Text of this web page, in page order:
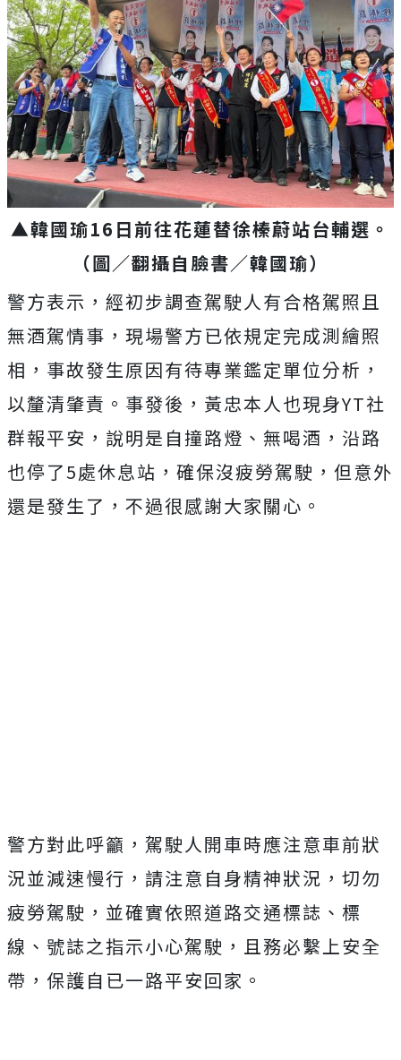
▲韓國瑜16日前往花蓮替徐榛蔚站台輔選。
（圖／翻攝自臉書／韓國瑜）
警方表示，經初步調查駕駛人有合格駕照且
無酒駕情事，現場警方已依規定完成測繪照
相，事故發生原因有待專業鑑定單位分析，
以釐清肇責。事發後，黃忠本人也現身YT社
群報平安，說明是自撞路燈、無喝酒，沿路
也停了5處休息站，確保沒疲勞駕駛，但意外
還是發生了，不過很感謝大家關心。
警方對此呼籲，駕駛人開車時應注意車前狀
況並減速慢行，請注意自身精神狀況，切勿
疲勞駕駛，並確實依照道路交通標誌、標
線、號誌之指示小心駕駛，且務必繫上安全
帶，保護自已一路平安回家。